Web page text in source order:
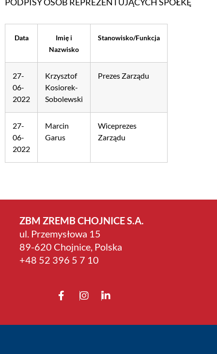
Data
Imię i
Nazwisko
Stanowisko/Funkcja
27-
06-
2022
Krzysztof
Kosiorek-
Sobolewski
Prezes Zarządu
27-
06-
2022
Marcin
Garus
Wiceprezes
Zarządu
ZBM ZREMB CHOJNICE S.A.
ul. Przemysłowa 15
89-620 Chojnice, Polska
+4­8 52 396 5 7 10